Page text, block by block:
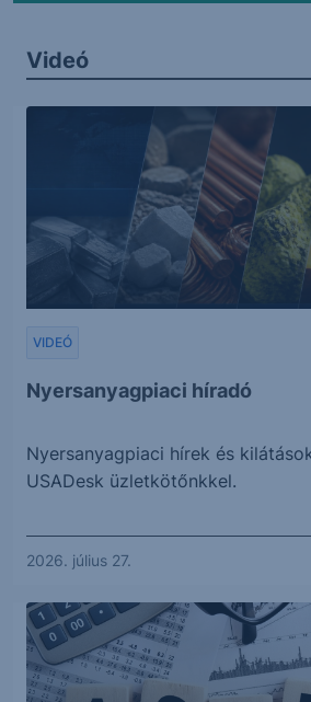
Videó
Nyersanyagpiaci híradó
VIDEÓ
Nyersanyagpiaci hírek és
USADesk üzletkötőnkkel.
2026. július 27.